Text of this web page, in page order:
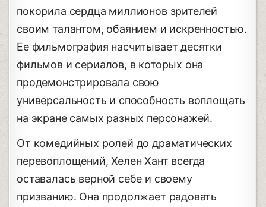
покорила сердца миллионов зрителей
своим талантом, обаянием и искренностью.
Ее фильмография насчитывает десятки
фильмов и сериалов, в которых она
продемонстрировала свою
универсальность и способность воплощать
на экране самых разных персонажей.
От комедийных ролей до драматических
перевоплощений, Хелен Хант всегда
оставалась верной себе и своему
призванию. Она продолжает радовать